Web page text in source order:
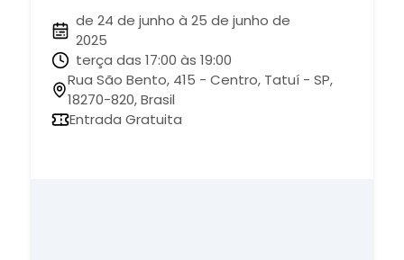
de 24 de junho à 25 de junho de
2025
terça das 17:00 às 19:00
Rua São Bento, 415 - Centro, Tatuí - SP,
18270-820, Brasil
Entrada Gratuita